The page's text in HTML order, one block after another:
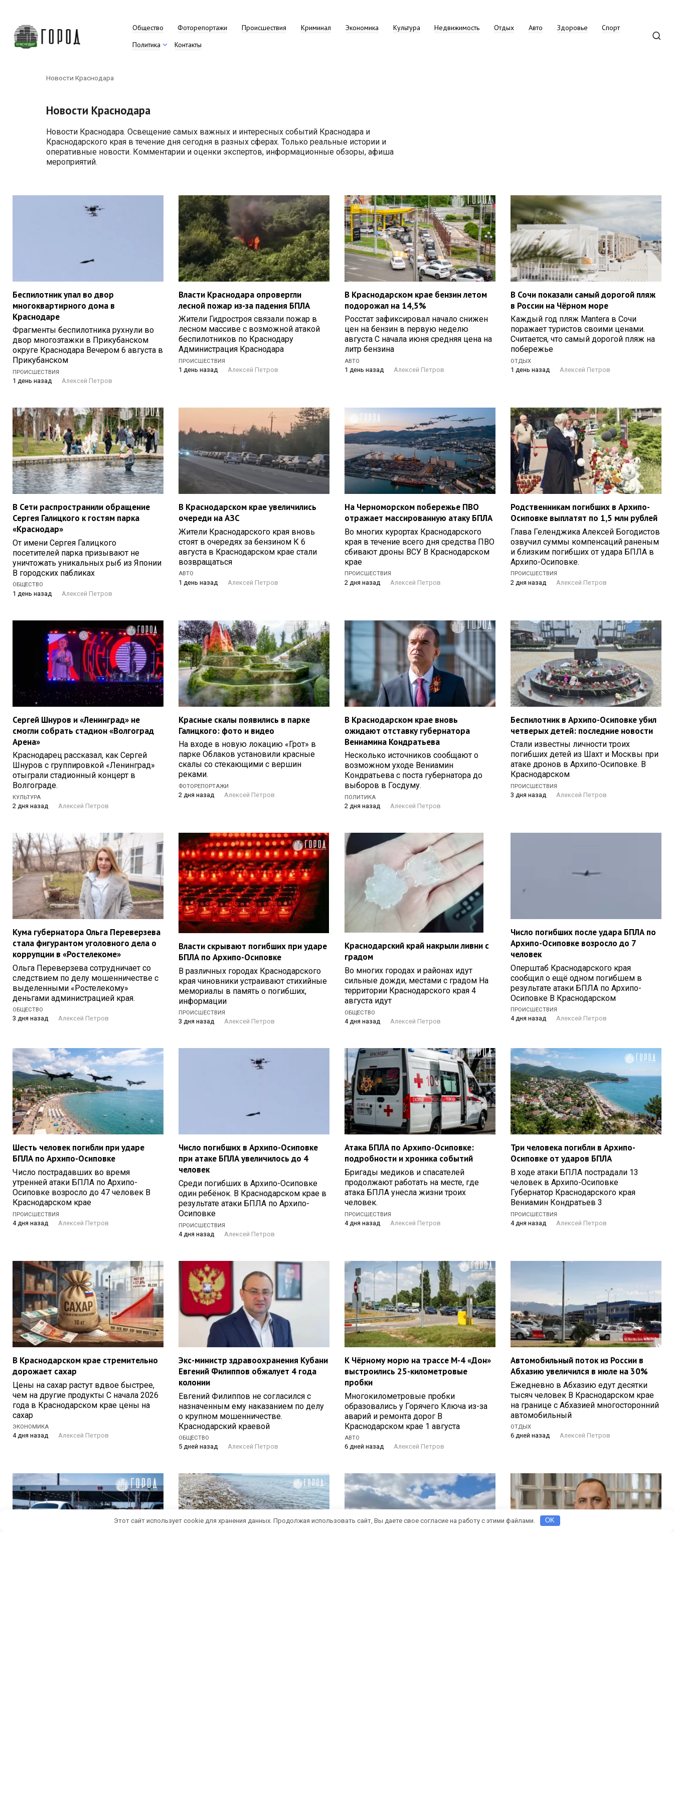
контенту
Общество Фоторепортажи Происшествия Криминал Экономика Культура Недвижимость Отдых Авто Здоровье
Спорт
Политика
Контакты
Новости Краснодара
Новости Краснодара
Новости Краснодара. Освещение самых важных и интересных событий Краснодара и
Краснодарского края в течение дня сегодня в разных сферах. Только реальные истории и
оперативные новости. Комментарии и оценки экспертов, информационные обзоры, афиша
мероприятий.
Беспилотник упал во двор
многоквартирного дома в
Краснодаре
Фрагменты беспилотника рухнули во
двор многоэтажки в Прикубанском
округе Краснодара Вечером 6 августа в
Прикубанском
ПРОИСШЕСТВИЯ
1 день назад Алексей Петров
Власти Краснодара опровергли
лесной пожар из-за падения БПЛА
Жители Гидростроя связали пожар в
лесном массиве с возможной атакой
беспилотников по Краснодару
Администрация Краснодара
ПРОИСШЕСТВИЯ
1 день назад Алексей Петров
В Краснодарском крае бензин летом
подорожал на 14,5%
Росстат зафиксировал начало снижен
цен на бензин в первую неделю
августа С начала июня средняя цена на
литр бензина
АВТО
1 день назад Алексей Петров
В Сочи показали самый дорогой пляж
в России на Чёрном море
Каждый год пляж Mantera в Сочи
поражает туристов своими ценами.
Считается, что самый дорогой пляж на
побережье
ОТДЫХ
1 день назад Алексей Петров
В Сети распространили обращение
Сергея Галицкого к гостям парка
«Краснодар»
От имени Сергея Галицкого
посетителей парка призывают не
уничтожать уникальных рыб из Японии
В городских пабликах
ОБЩЕСТВО
1 день назад Алексей Петров
В Краснодарском крае увеличились
очереди на АЗС
Жители Краснодарского края вновь
стоят в очередях за бензином К 6
августа в Краснодарском крае стали
возвращаться
АВТО
1 день назад Алексей Петров
На Черноморском побережье ПВО
отражает массированную атаку БПЛА
Во многих курортах Краснодарского
края в течение всего дня средства ПВО
сбивают дроны ВСУ В Краснодарском
крае
ПРОИСШЕСТВИЯ
2 дня назад Алексей Петров
Родственникам погибших в Архипо-
Осиповке выплатят по 1,5 млн рублей
Глава Геленджика Алексей Богодистов
озвучил суммы компенсаций раненым
и близким погибших от удара БПЛА в
Архипо-Осиповке.
ПРОИСШЕСТВИЯ
2 дня назад Алексей Петров
Сергей Шнуров и «Ленинград» не
смогли собрать стадион «Волгоград
Арена»
Краснодарец рассказал, как Сергей
Шнуров с группировкой «Ленинград»
отыграли стадионный концерт в
Волгограде.
КУЛЬТУРА
2 дня назад Алексей Петров
Красные скалы появились в парке
Галицкого: фото и видео
На входе в новую локацию «Грот» в
парке Облаков установили красные
скалы со стекающими с вершин
реками.
ФОТОРЕПОРТАЖИ
2 дня назад Алексей Петров
В Краснодарском крае вновь
ожидают отставку губернатора
Вениамина Кондратьева
Несколько источников сообщают о
возможном уходе Вениамин
Кондратьева с поста губернатора до
выборов в Госдуму.
ПОЛИТИКА
2 дня назад Алексей Петров
Беспилотник в Архипо-Осиповке убил
четверых детей: последние новости
Стали известны личности троих
погибших детей из Шахт и Москвы при
атаке дронов в Архипо-Осиповке. В
Краснодарском
ПРОИСШЕСТВИЯ
3 дня назад Алексей Петров
Кума губернатора Ольга Переверзева
стала фигурантом уголовного дела о
коррупции в «Ростелекоме»
Ольга Переверзева сотрудничает со
следствием по делу мошенничестве с
выделенными «Ростелекому»
деньгами администрацией края.
ОБЩЕСТВО
3 дня назад Алексей Петров
Власти скрывают погибших при ударе
БПЛА по Архипо-Осиповке
В различных городах Краснодарского
края чиновники устраивают стихийные
мемориалы в память о погибших,
информации
ПРОИСШЕСТВИЯ
3 дня назад Алексей Петров
Краснодарский край накрыли ливни с
градом
Во многих городах и районах идут
сильные дожди, местами с градом На
территории Краснодарского края 4
августа идут
ОБЩЕСТВО
4 дня назад Алексей Петров
Число погибших после удара БПЛА по
Архипо-Осиповке возросло до 7
человек
Оперштаб Краснодарского края
сообщил о ещё одном погибшем в
результате атаки БПЛА по Архипо-
Осиповке В Краснодарском
ПРОИСШЕСТВИЯ
4 дня назад Алексей Петров
Шесть человек погибли при ударе
БПЛА по Архипо-Осиповке
Число пострадавших во время
утренней атаки БПЛА по Архипо-
Осиповке возросло до 47 человек В
Краснодарском крае
ПРОИСШЕСТВИЯ
4 дня назад Алексей Петров
Число погибших в Архипо-Осиповке
при атаке БПЛА увеличилось до 4
человек
Среди погибших в Архипо-Осиповке
один ребёнок. В Краснодарском крае в
результате атаки БПЛА по Архипо-
Осиповке
ПРОИСШЕСТВИЯ
4 дня назад Алексей Петров
Атака БПЛА по Архипо-Осиповке:
подробности и хроника событий
Бригады медиков и спасателей
продолжают работать на месте, где
атака БПЛА унесла жизни троих
человек.
ПРОИСШЕСТВИЯ
4 дня назад Алексей Петров
Три человека погибли в Архипо-
Осиповке от ударов БПЛА
В ходе атаки БПЛА пострадали 13
человек в Архипо-Осиповке
Губернатор Краснодарского края
Вениамин Кондратьев 3
ПРОИСШЕСТВИЯ
4 дня назад Алексей Петров
В Краснодарском крае стремительно
дорожает сахар
Цены на сахар растут вдвое быстрее,
чем на другие продукты С начала 2026
года в Краснодарском крае цены на
сахар
ЭКОНОМИКА
4 дня назад Алексей Петров
Экс-министр здравоохранения Кубани
Евгений Филиппов обжалует 4 года
колонии
Евгений Филиппов не согласился с
назначенным ему наказанием по делу
о крупном мошенничестве.
Краснодарский краевой
ОБЩЕСТВО
5 дней назад Алексей Петров
К Чёрному морю на трассе М-4 «Дон»
выстроились 25-километровые
пробки
Многокилометровые пробки
образовались у Горячего Ключа из-за
аварий и ремонта дорог В
Краснодарском крае 1 августа
АВТО
6 дней назад Алексей Петров
Автомобильный поток из России в
Абхазию увеличился в июле на 30%
Ежедневно в Абхазию едут десятки
тысяч человек В Краснодарском крае
на границе с Абхазией многосторонний
автомобильный
ОТДЫХ
6 дней назад Алексей Петров
Этот сайт использует cookie для хранения данных. Продолжая использовать сайт, Вы даете свое согласие на работу с этими файлами. OK